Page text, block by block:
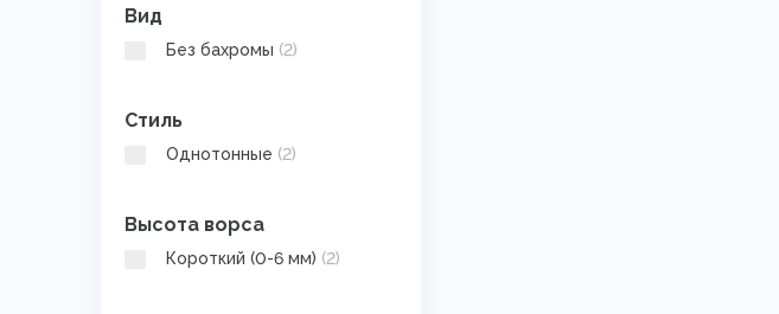
Вид
Без бахромы (2)
Стиль
Однотонные (2)
Высота ворса
Короткий (0-6 мм) (2)